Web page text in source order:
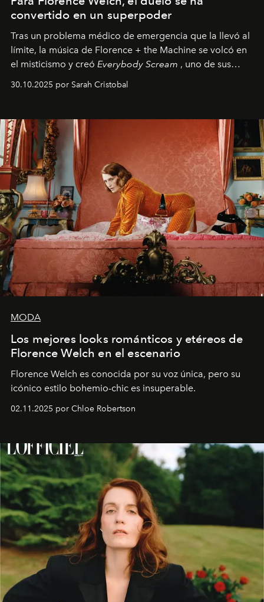
convertido en un superpoder
Tras un problema médico de emergencia que la llevó al
límite, la música de Florence + the Machine se volcó en
el misticismo y creó Everybody Scream , uno de sus
álbumes más profundos hasta la fecha.
30.10.2025 por Sarah Cristobal
MODA
Los mejores looks románticos y etéreos de
Florence Welch en el escenario
Florence Welch es conocida por su voz única, pero su
icónico estilo bohemio-chic es insuperable.
02.11.2025 por Chloe Robertson